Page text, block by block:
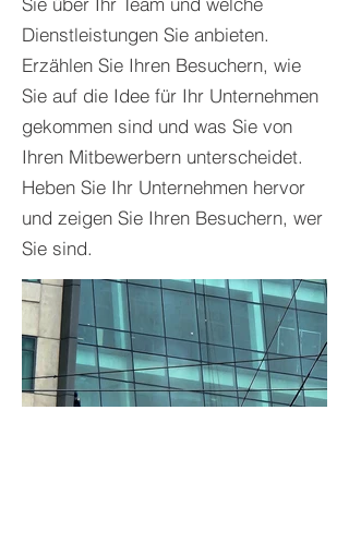
Dienstleistungen Sie anbieten.
Erzählen Sie Ihren Besuchern, wie
Sie auf die Idee für Ihr Unternehmen
gekommen sind und was Sie von
Ihren Mitbewerbern unterscheidet.
Heben Sie Ihr Unternehmen hervor
und zeigen Sie Ihren Besuchern, wer
Sie sind.